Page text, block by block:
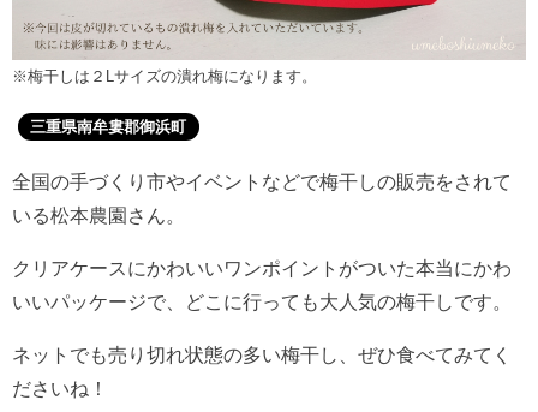
※梅干しは２Lサイズの潰れ梅になります。
三重県南牟婁郡御浜町
全国の手づくり市やイベントなどで梅干しの販売をされて
いる松本農園さん。
クリアケースにかわいいワンポイントがついた本当にかわ
いいパッケージで、どこに行っても大人気の梅干しです。
ネットでも売り切れ状態の多い梅干し、ぜひ食べてみてく
ださいね！